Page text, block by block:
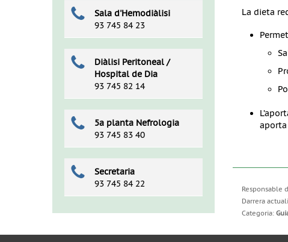
La dieta
Responsable
Darrera
Categoria:
Sala d'Hemodiàlisi
93 745 84 23
Diàlisi Peritoneal /
Hospital de Dia
93 745 82 14
5a planta Nefrologia
93 745 83 40
Secretaria
93 745 84 22